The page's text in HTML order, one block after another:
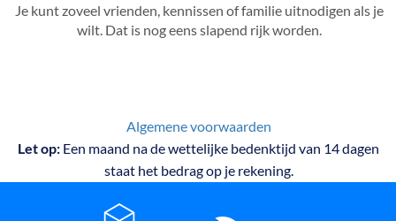
Je kunt zoveel vrienden, kennissen of familie uitnodigen als je
wilt. Dat is nog eens slapend rijk worden.
Algemene voorwaarden
Let op: Een maand na de wettelijke bedenktijd van 14 dagen
staat het bedrag op je rekening.